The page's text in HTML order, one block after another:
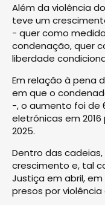
Além da violência
teve um
- quer como
condenação, quer
liberdade
Em relação à pena
em que o
-, o aumento foi de
eletrónicas em
2025.
Dentro das
crescimento e, tal
Justiça em abril,
presos por